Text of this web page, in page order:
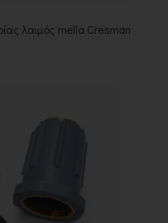
λαιμός melia Cresman